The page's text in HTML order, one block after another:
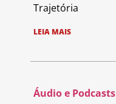
Trajetória
LEIA MAIS
Áudio e Podcasts